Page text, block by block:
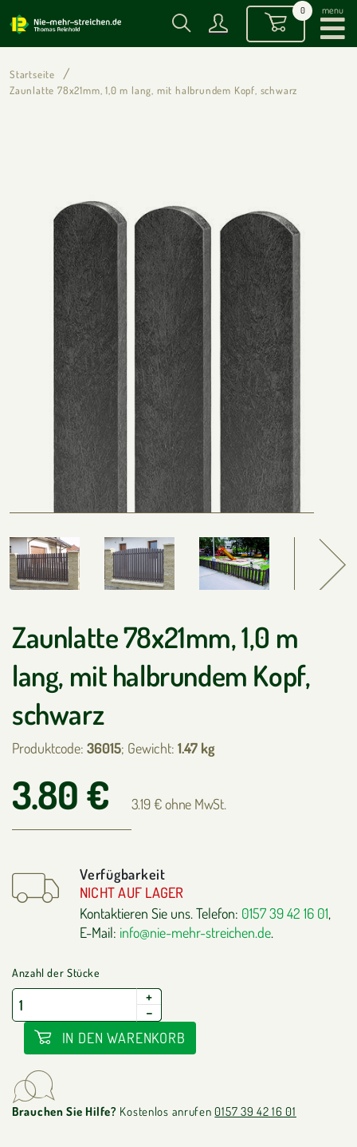
0 menu
Startseite
Zaunlatte 78x21mm, 1,0 m lang, mit halbrundem Kopf, schwarz
Zaunlatte 78x21mm, 1,0 m
lang, mit halbrundem Kopf,
schwarz
Produktcode:36015; Gewicht: 1.47 kg
3.80 € 3.19 € ohne MwSt.
Verfügbarkeit
NICHT AUF LAGER
Kontaktieren Sie uns. Telefon: 0157 39 42 16 01,
E-Mail: info@nie-mehr-streichen.de.
Anzahl der Stücke
+
−
IN DEN WARENKORB
Brauchen Sie Hilfe? Kostenlos anrufen0157 39 42 16 01